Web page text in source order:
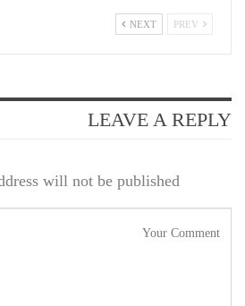
NEXT
LEAVE A REPLY
will not be published.